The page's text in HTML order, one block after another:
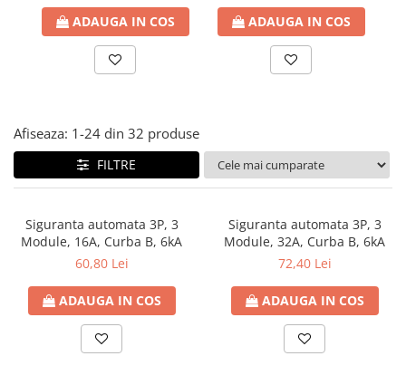
Paneluri LED
Corpuri de iluminat decorativ
interior/exterior
Dulii
Senzori de miscare, crepusculari si
ceasuri programabile
ADAUGA IN COS ADAUGA IN COS
Afiseaza: 1-24 din 32 produse
FILTRE
Siguranta automata 3P, 3
Module, 16A, Curba B, 6kA
60,80 Lei
ADAUGA IN COS
Siguranta automata 3P, 3
Module, 32A, Curba B, 6kA
72,40 Lei
ADAUGA IN COS